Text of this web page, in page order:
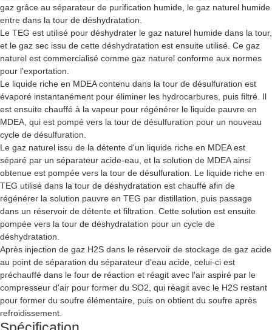
gaz grâce au séparateur de purification humide, le gaz naturel humide
entre dans la tour de déshydratation.
Le TEG est utilisé pour déshydrater le gaz naturel humide dans la tour,
et le gaz sec issu de cette déshydratation est ensuite utilisé. Ce gaz
naturel est commercialisé comme gaz naturel conforme aux normes
pour l'exportation.
Le liquide riche en MDEA contenu dans la tour de désulfuration est
évaporé instantanément pour éliminer les hydrocarbures, puis filtré. Il
est ensuite chauffé à la vapeur pour régénérer le liquide pauvre en
MDEA, qui est pompé vers la tour de désulfuration pour un nouveau
cycle de désulfuration.
Le gaz naturel issu de la détente d'un liquide riche en MDEA est
séparé par un séparateur acide-eau, et la solution de MDEA ainsi
obtenue est pompée vers la tour de désulfuration. Le liquide riche en
TEG utilisé dans la tour de déshydratation est chauffé afin de
régénérer la solution pauvre en TEG par distillation, puis passage
dans un réservoir de détente et filtration. Cette solution est ensuite
pompée vers la tour de déshydratation pour un cycle de
déshydratation.
Après injection de gaz H2S dans le réservoir de stockage de gaz acide
au point de séparation du séparateur d'eau acide, celui-ci est
préchauffé dans le four de réaction et réagit avec l'air aspiré par le
compresseur d'air pour former du SO2, qui réagit avec le H2S restant
pour former du soufre élémentaire, puis on obtient du soufre après
refroidissement.